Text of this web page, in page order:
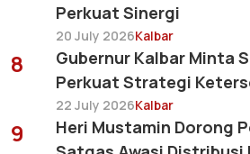
Perkuat Sinergi
20 July 2026Kalbar
8
Gubernur Kalbar Minta
Perkuat Strategi
22 July 2026Kalbar
9
Heri Mustamin Dorong